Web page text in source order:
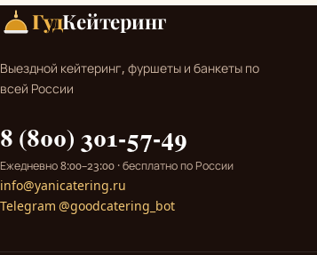
ГудКейтеринг
Выездной кейтеринг, фуршеты и банкеты по
всей России
8 (800) 301-57-49
Ежедневно 8:00–23:00 · бесплатно по России
info@yanicatering.ru
Telegram @goodcatering_bot